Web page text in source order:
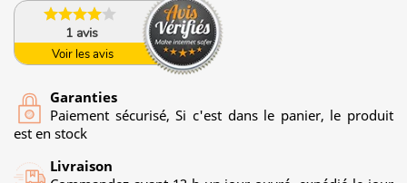
1avis
Voir les avis
Garanties
Paiement sécurisé, Si c'est dans le panier, le produit
est en stock
Livraison